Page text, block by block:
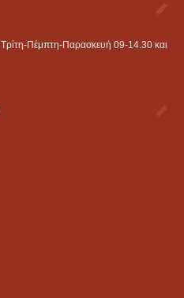
Πέμπτη-Παρασκευή 09-14.30 και